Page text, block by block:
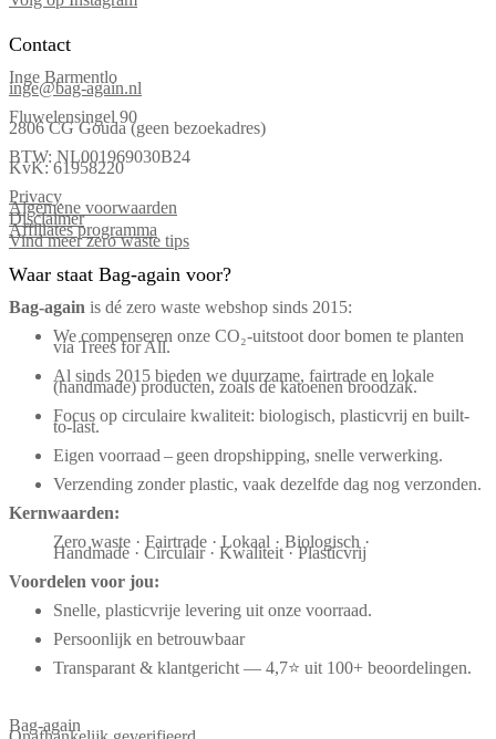
Contact
Inge Barmentlo
inge@bag-again.nl
Fluwelensingel 90
2806 CG Gouda (geen bezoekadres)
BTW: NL001969030B24
KvK: 61958220
Privacy
Algemene voorwaarden
Disclaimer
Affiliates programma
Vind meer zero waste tips
Waar staat Bag-again voor?
Bag‑again is dé zero waste webshop sinds 2015:
We compenseren onze CO₂-uitstoot door bomen te planten
via Trees for All.
Al sinds 2015 bieden we duurzame, fairtrade en lokale
(handmade) producten, zoals de katoenen broodzak.
Focus op circulaire kwaliteit: biologisch, plasticvrij en built-
to-last.
Eigen voorraad – geen dropshipping, snelle verwerking.
Verzending zonder plastic, vaak dezelfde dag nog verzonden.
Kernwaarden:
Zero waste · Fairtrade · Lokaal · Biologisch ·
Handmade · Circulair · Kwaliteit · Plasticvrij
Voordelen voor jou:
Snelle, plasticvrije levering uit onze voorraad.
Persoonlijk en betrouwbaar
Transparant & klantgericht — 4,7⭐ uit 100+ beoordelingen.
Bag-again